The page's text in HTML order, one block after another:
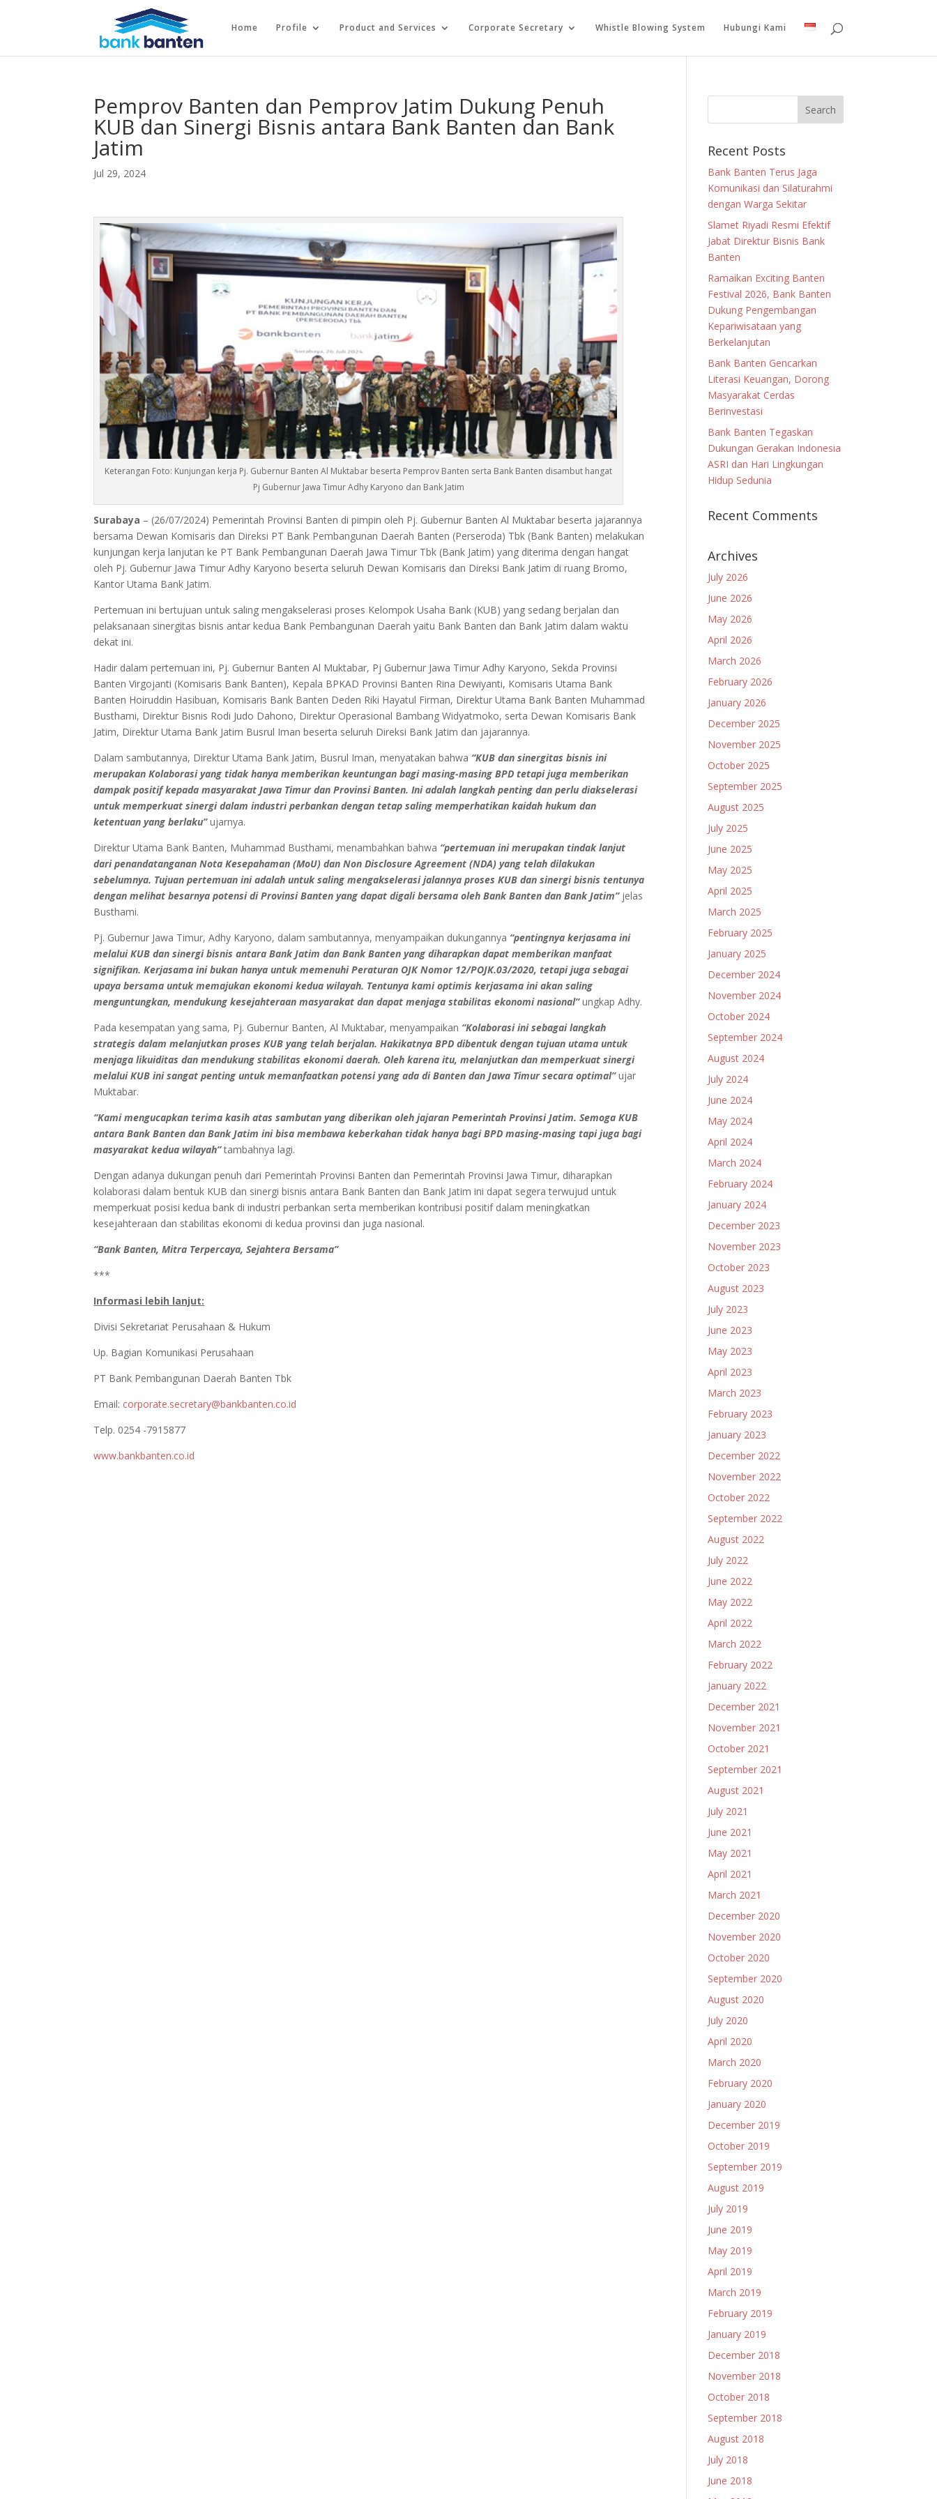
Home Profile Product and Services Corporate Secretary Whistle Blowing System Hubungi Kami
Pemprov Banten dan Pemprov Jatim Dukung Penuh
KUB dan Sinergi Bisnis antara Bank Banten dan Bank
Jatim
Jul 29, 2024
Keterangan Foto: Kunjungan kerja Pj. Gubernur Banten Al Muktabar beserta Pemprov Banten serta Bank Banten disambut hangat
Pj Gubernur Jawa Timur Adhy Karyono dan Bank Jatim
Surabaya – (26/07/2024) Pemerintah Provinsi Banten di pimpin oleh Pj. Gubernur Banten Al Muktabar beserta jajarannya
bersama Dewan Komisaris dan Direksi PT Bank Pembangunan Daerah Banten (Perseroda) Tbk (Bank Banten) melakukan
kunjungan kerja lanjutan ke PT Bank Pembangunan Daerah Jawa Timur Tbk (Bank Jatim) yang diterima dengan hangat
oleh Pj. Gubernur Jawa Timur Adhy Karyono beserta seluruh Dewan Komisaris dan Direksi Bank Jatim di ruang Bromo,
Kantor Utama Bank Jatim.
Pertemuan ini bertujuan untuk saling mengakselerasi proses Kelompok Usaha Bank (KUB) yang sedang berjalan dan
pelaksanaan sinergitas bisnis antar kedua Bank Pembangunan Daerah yaitu Bank Banten dan Bank Jatim dalam waktu
dekat ini.
Hadir dalam pertemuan ini, Pj. Gubernur Banten Al Muktabar, Pj Gubernur Jawa Timur Adhy Karyono, Sekda Provinsi
Banten Virgojanti (Komisaris Bank Banten), Kepala BPKAD Provinsi Banten Rina Dewiyanti, Komisaris Utama Bank
Banten Hoiruddin Hasibuan, Komisaris Bank Banten Deden Riki Hayatul Firman, Direktur Utama Bank Banten Muhammad
Busthami, Direktur Bisnis Rodi Judo Dahono, Direktur Operasional Bambang Widyatmoko, serta Dewan Komisaris Bank
Jatim, Direktur Utama Bank Jatim Busrul Iman beserta seluruh Direksi Bank Jatim dan jajarannya.
Dalam sambutannya, Direktur Utama Bank Jatim, Busrul Iman, menyatakan bahwa “KUB dan sinergitas bisnis ini
merupakan Kolaborasi yang tidak hanya memberikan keuntungan bagi masing-masing BPD tetapi juga memberikan
dampak positif kepada masyarakat Jawa Timur dan Provinsi Banten. Ini adalah langkah penting dan perlu diakselerasi
untuk memperkuat sinergi dalam industri perbankan dengan tetap saling memperhatikan kaidah hukum dan
ketentuan yang berlaku”ujarnya.
Direktur Utama Bank Banten, Muhammad Busthami, menambahkan bahwa “pertemuan ini merupakan tindak lanjut
dari penandatanganan Nota Kesepahaman (MoU) dan Non Disclosure Agreement (NDA) yang telah dilakukan
sebelumnya. Tujuan pertemuan ini adalah untuk saling mengakselerasi jalannya proses KUB dan sinergi bisnis tentunya
dengan melihat besarnya potensi di Provinsi Banten yang dapat digali bersama oleh Bank Banten dan Bank Jatim”jelas
Busthami.
Pj. Gubernur Jawa Timur, Adhy Karyono, dalam sambutannya, menyampaikan dukungannya “pentingnya kerjasama ini
melalui KUB dan sinergi bisnis antara Bank Jatim dan Bank Banten yang diharapkan dapat memberikan manfaat
signifikan. Kerjasama ini bukan hanya untuk memenuhi Peraturan OJK Nomor 12/POJK.03/2020, tetapi juga sebagai
upaya bersama untuk memajukan ekonomi kedua wilayah. Tentunya kami optimis kerjasama ini akan saling
menguntungkan, mendukung kesejahteraan masyarakat dan dapat menjaga stabilitas ekonomi nasional”ungkap Adhy.
Pada kesempatan yang sama, Pj. Gubernur Banten, Al Muktabar, menyampaikan “Kolaborasi ini sebagai langkah
strategis dalam melanjutkan proses KUB yang telah berjalan. Hakikatnya BPD dibentuk dengan tujuan utama untuk
menjaga likuiditas dan mendukung stabilitas ekonomi daerah. Oleh karena itu, melanjutkan dan memperkuat sinergi
melalui KUB ini sangat penting untuk memanfaatkan potensi yang ada di Banten dan Jawa Timur secara optimal”ujar
Muktabar.
“Kami mengucapkan terima kasih atas sambutan yang diberikan oleh jajaran Pemerintah Provinsi Jatim. Semoga KUB
antara Bank Banten dan Bank Jatim ini bisa membawa keberkahan tidak hanya bagi BPD masing-masing tapi juga bagi
masyarakat kedua wilayah”tambahnya lagi.
Dengan adanya dukungan penuh dari Pemerintah Provinsi Banten dan Pemerintah Provinsi Jawa Timur, diharapkan
kolaborasi dalam bentuk KUB dan sinergi bisnis antara Bank Banten dan Bank Jatim ini dapat segera terwujud untuk
memperkuat posisi kedua bank di industri perbankan serta memberikan kontribusi positif dalam meningkatkan
kesejahteraan dan stabilitas ekonomi di kedua provinsi dan juga nasional.
“Bank Banten, Mitra Terpercaya, Sejahtera Bersama”
***
Informasi lebih lanjut:
Divisi Sekretariat Perusahaan & Hukum
Up. Bagian Komunikasi Perusahaan
PT Bank Pembangunan Daerah Banten Tbk
Email: corporate.secretary@bankbanten.co.id
Telp. 0254 -7915877
www.bankbanten.co.id
Recent Posts
Bank Banten Terus Jaga
Komunikasi dan Silaturahmi
dengan Warga Sekitar
Slamet Riyadi Resmi Efektif
Jabat Direktur Bisnis Bank
Banten
Ramaikan Exciting Banten
Festival 2026, Bank Banten
Dukung Pengembangan
Kepariwisataan yang
Berkelanjutan
Bank Banten Gencarkan
Literasi Keuangan, Dorong
Masyarakat Cerdas
Berinvestasi
Bank Banten Tegaskan
Dukungan Gerakan Indonesia
ASRI dan Hari Lingkungan
Hidup Sedunia
Recent Comments
Archives
July 2026
June 2026
May 2026
April 2026
March 2026
February 2026
January 2026
December 2025
November 2025
October 2025
September 2025
August 2025
July 2025
June 2025
May 2025
April 2025
March 2025
February 2025
January 2025
December 2024
November 2024
October 2024
September 2024
August 2024
July 2024
June 2024
May 2024
April 2024
March 2024
February 2024
January 2024
December 2023
November 2023
October 2023
August 2023
July 2023
June 2023
May 2023
April 2023
March 2023
February 2023
January 2023
December 2022
November 2022
October 2022
September 2022
August 2022
July 2022
June 2022
May 2022
April 2022
March 2022
February 2022
January 2022
December 2021
November 2021
October 2021
September 2021
August 2021
July 2021
June 2021
May 2021
April 2021
March 2021
December 2020
November 2020
October 2020
September 2020
August 2020
July 2020
April 2020
March 2020
February 2020
January 2020
December 2019
October 2019
September 2019
August 2019
July 2019
June 2019
May 2019
April 2019
March 2019
February 2019
January 2019
December 2018
November 2018
October 2018
September 2018
August 2018
July 2018
June 2018